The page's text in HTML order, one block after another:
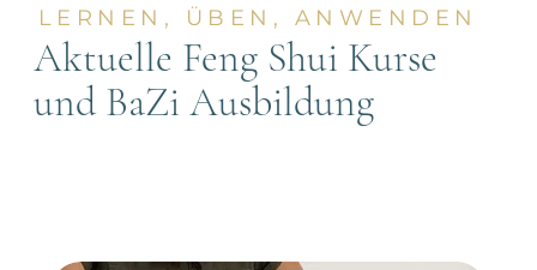
LERNEN, ÜBEN, ANWENDEN
Aktuelle Feng Shui Kurse
und BaZi Ausbildung